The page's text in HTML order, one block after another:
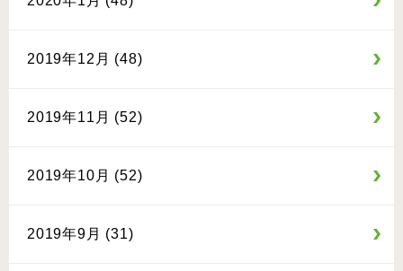
2019年12月 (48)
2019年11月 (52)
2019年10月 (52)
2019年9月 (31)